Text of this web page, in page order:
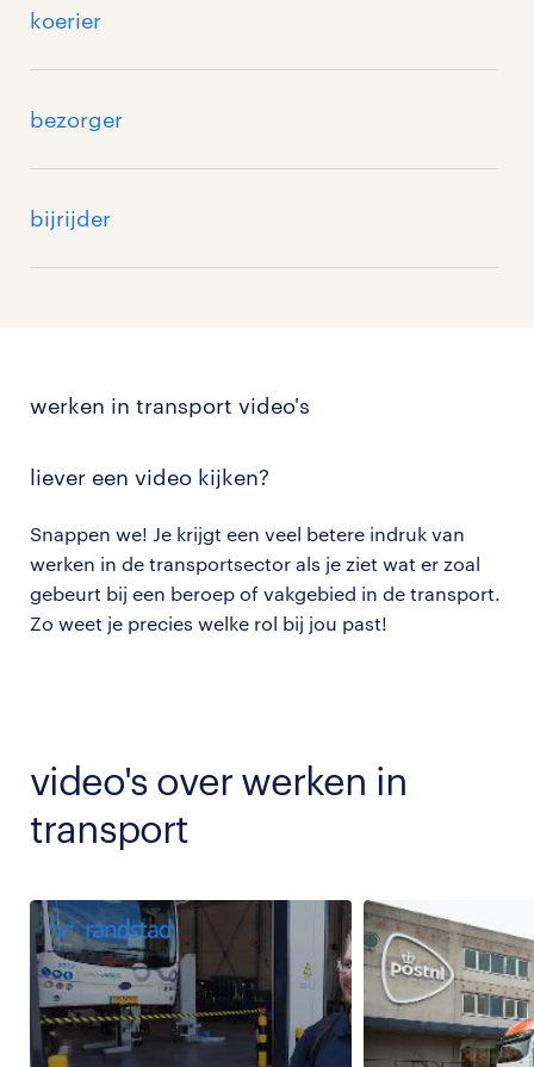
koerier
bezorger
bijrijder
werken in transport video's
liever een video kijken?
Snappen we! Je krijgt een veel betere indruk van
werken in de transportsector als je ziet wat er zoal
gebeurt bij een beroep of vakgebied in de transport.
Zo weet je precies welke rol bij jou past!
video's over werken in
transport